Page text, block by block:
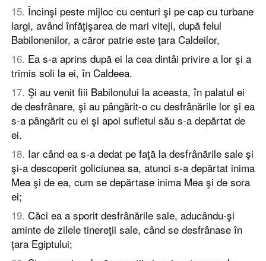
15. Încinşi peste mijloc cu centuri şi pe cap cu turbane
largi, având înfăţişarea de mari viteji, după felul
Babilonenilor, a căror patrie este ţara Caldeilor,
16. Ea s-a aprins după ei la cea dintâi privire a lor şi a
trimis soli la ei, în Caldeea.
17. Şi au venit fiii Babilonului la aceasta, în palatul ei
de desfrânare, şi au pângărit-o cu desfrânările lor şi ea
s-a pângărit cu ei şi apoi sufletul său s-a depărtat de
ei.
18. Iar când ea s-a dedat pe faţă la desfrânările sale şi
şi-a descoperit goliciunea sa, atunci s-a depărtat inima
Mea şi de ea, cum se depărtase inima Mea şi de sora
ei;
19. Căci ea a sporit desfrânările sale, aducându-şi
aminte de zilele tinereţii sale, când se desfrânase în
ţara Egiptului;